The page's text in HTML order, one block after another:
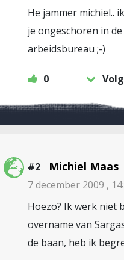
He jammer michiel..
je ongeschoren in
arbeidsbureau ;-)
0
#2 Michiel Maas
7 december 2009 ,
Hoezo? Ik werk niet
overname van
de baan, heb ik